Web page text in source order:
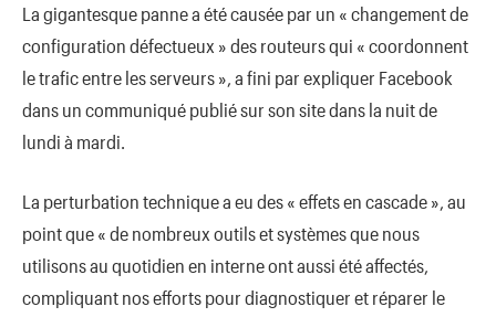
La gigantesque panne a été causée par un « changement de
configuration défectueux » des routeurs qui « coordonnent
le trafic entre les serveurs », a fini par expliquer Facebook
dans un communiqué publié sur son site dans la nuit de
lundi à mardi.
La perturbation technique a eu des « effets en cascade », au
point que « de nombreux outils et systèmes que nous
utilisons au quotidien en interne ont aussi été affectés,
compliquant nos efforts pour diagnostiquer et réparer le